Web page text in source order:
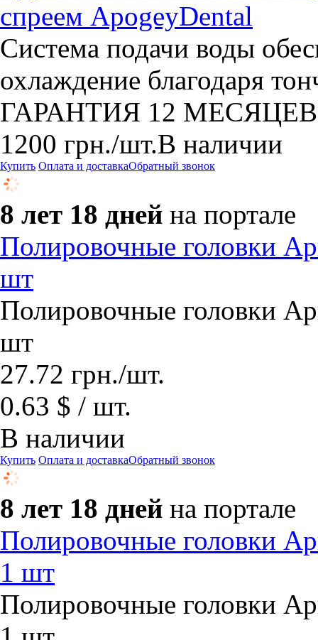
спреем ApogeyDental
Система подачи воды
охлаждение благодаря
ГАРАНТИЯ 12
1200 грн./шт.В наличии
Купить Оплата и доставкаОбратный звонок
8 лет 18 дней на портале
Полировочные головки
шт
Полировочные головки
шт
27.72 грн./шт.
0.63 $ / шт.
В наличии
Купить Оплата и доставкаОбратный звонок
8 лет 18 дней на портале
Полировочные головки
1 шт
Полировочные головки